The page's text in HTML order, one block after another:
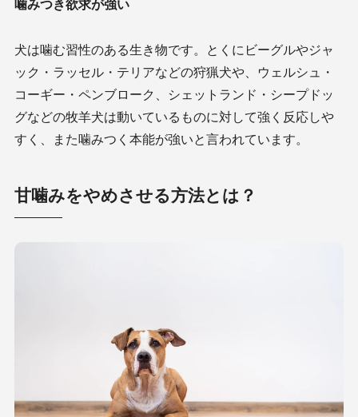
噛みつき欲求が強い
犬は噛む習性のある生き物です。とくにビーグルやジャ
ック・ラッセル・テリアなどの狩猟犬や、ウェルシュ・
コーギー・ペンブローク、シェットランド・シープドッ
グなどの牧羊犬は動いているものに対して強く反応しや
すく、また噛みつく本能が強いと言われています。
甘噛みをやめさせる方法とは？